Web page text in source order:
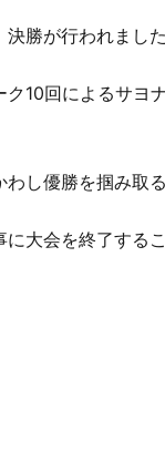
勝が行われました
10回によるサ
し優勝を掴み取
大会を終了する